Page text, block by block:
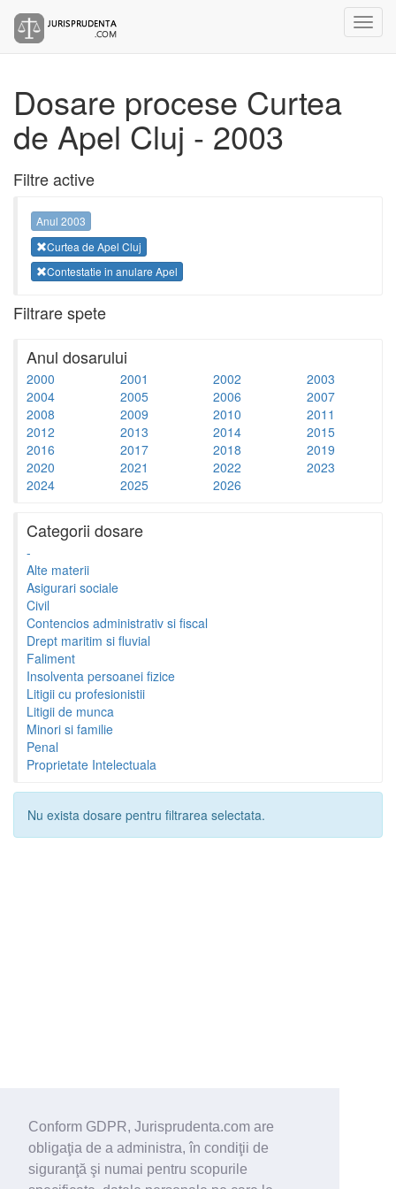
Conform GDPR, Jurisprudenta.com are
obligaţia de a administra, în condiţii de
siguranţă şi numai pentru scopurile
Dosare procese Curtea
de Apel Cluj - 2003
Filtre active
Anul 2003
Curtea de Apel Cluj
Contestatie in anulare Apel
Filtrare spete
Anul dosarului
2000 2001 2002
2003
2004
2005 2006
2007
2008
2009 2010
2011
2012
2013 2014
2015
2016
2017 2018
2019
2020
2021 2022
2023
2024
2025 2026
Categorii dosare
-
Alte materii
Asigurari sociale
Civil
Contencios administrativ si fiscal
Drept maritim si fluvial
Faliment
Insolventa persoanei fizice
Litigii cu profesionistii
Litigii de munca
Minori si familie
Penal
Proprietate Intelectuala
Nu exista dosare pentru filtrarea selectata.